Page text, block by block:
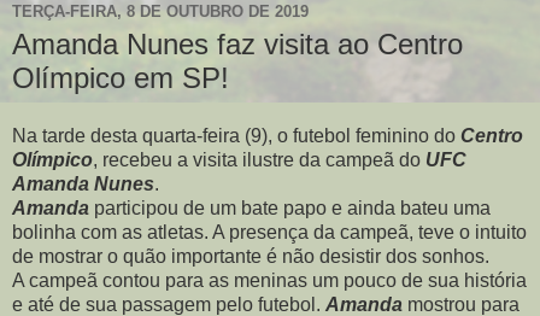
TERÇA-FEIRA, 8 DE OUTUBRO DE 2019
Amanda Nunes faz visita ao Centro
Olímpico em SP!
Na tarde desta quarta-feira (9), o futebol feminino do Centro
Olímpico, recebeu a visita ilustre da campeã do UFC
Amanda Nunes.
Amanda participou de um bate papo e ainda bateu uma
bolinha com as atletas. A presença da campeã, teve o intuito
de mostrar o quão importante é não desistir dos sonhos.
A campeã contou para as meninas um pouco de sua história
e até de sua passagem pelo futebol. Amanda mostrou para